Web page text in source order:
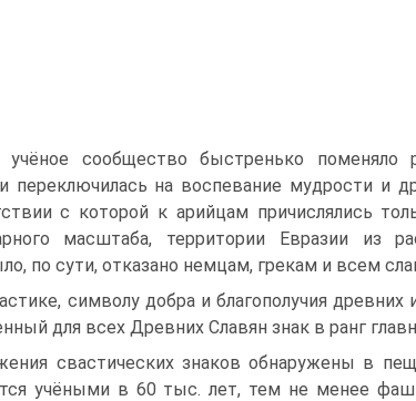
учёное сообщество быстренько поменяло
переключилась на воспевание мудрости и
с которой к арийцам причислялись
масштаба, территории Евразии из
по сути, отказано немцам, грекам и всем
символу добра и благополучия
для всех Древних Славян знак в ранг
свастических знаков обнаружены в
учёными в 60 тыс. лет, тем не менее